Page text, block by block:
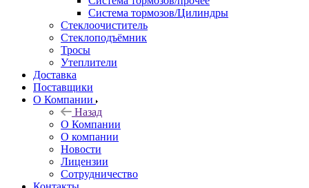
Система тормозов/Цилиндры
Стеклоочиститель
Стеклоподъёмник
Тросы
Утеплители
Доставка
Поставщики
О Компании
Назад
О Компании
О компании
Новости
Лицензии
Сотрудничество